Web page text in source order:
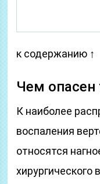
к содержанию ↑
Чем опасен
К наиболее
воспаления
относятся
хирургического